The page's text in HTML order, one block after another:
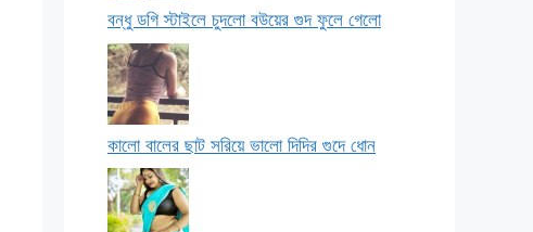
বন্ধু ডগি স্টাইলে চুদলো বউয়ের গুদ ফুলে গেলো
কালো বালের ছাট সরিয়ে ভালো দিদির গুদে ধোন